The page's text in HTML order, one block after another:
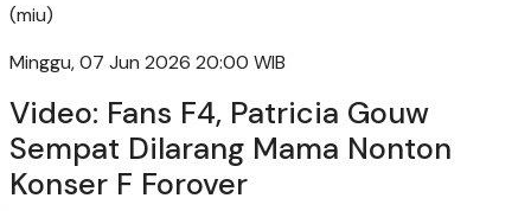
(miu)
Minggu, 07 Jun 2026 20:00 WIB
Video: Fans F4, Patricia Gouw
Sempat Dilarang Mama Nonton
Konser F Forover